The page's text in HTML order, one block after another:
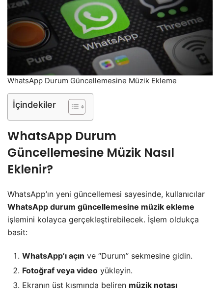
WhatsApp Durum Güncellemesine Müzik Ekleme
İçindekiler
WhatsApp Durum
Güncellemesine Müzik Nasıl
Eklenir?
WhatsApp’ın yeni güncellemesi sayesinde, kullanıcılar
WhatsApp durum güncellemesine müzik ekleme
işlemini kolayca gerçekleştirebilecek. İşlem oldukça
basit:
WhatsApp’ı açın ve “Durum” sekmesine gidin.
Fotoğraf veya video yükleyin.
Ekranın üst kısmında beliren müzik notası